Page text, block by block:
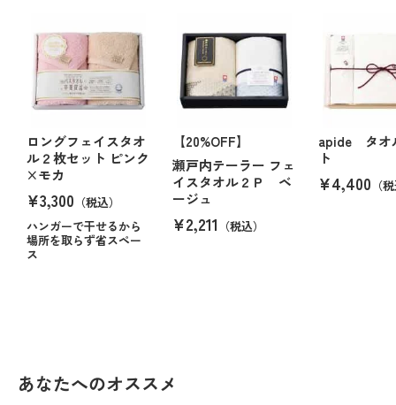
ロングフェイスタオ
ル２枚セット ピンク
×モカ
¥3,300 （税込）
ハンガーで干せるから
場所を取らず省スペー
ス
【20%OFF】
瀬戸内テーラー フェ
イスタオル２Ｐ ベ
ージュ
¥2,211 （税込）
apide タオ
ト
¥4,400 （
あなたへのオススメ